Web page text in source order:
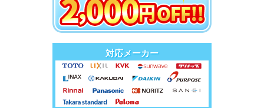
対応メーカー